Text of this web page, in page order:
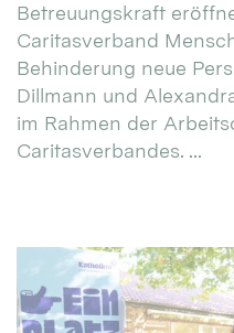
Betreuungskraft
Caritasverband
Behinderung neue
Dillmann und
im Rahmen der
Caritasverbandes. ...